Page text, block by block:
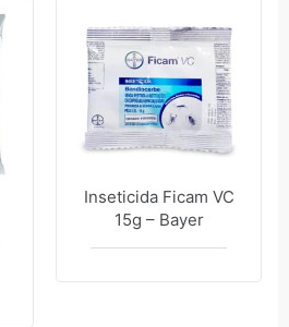
Inseticida Ficam VC
15g – Bayer